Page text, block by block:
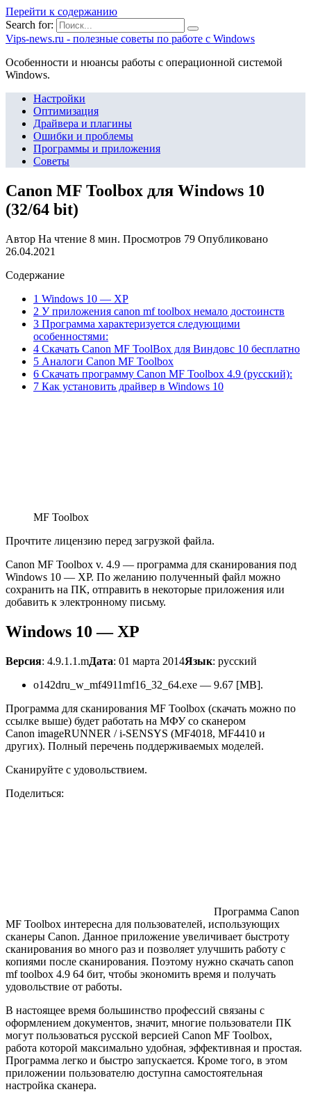
Перейти к содержанию
Search for:
Vips-news.ru - полезные советы по работе с Windows
Особенности и нюансы работы с операционной системой
Windows.
Настройки
Оптимизация
Драйвера и плагины
Ошибки и проблемы
Программы и приложения
Советы
Canon MF Toolbox для Windows 10
(32/64 bit)
Автор На чтение 8 мин. Просмотров 79 Опубликовано
26.04.2021
Содержание
1 Windows 10 — XP
2 У приложения canon mf toolbox немало достоинств
3 Программа характеризуется следующими
особенностями:
4 Скачать Canon MF ToolBox для Виндовс 10 бесплатно
5 Аналоги Canon MF Toolbox
6 Скачать программу Canon MF Toolbox 4.9 (русский):
7 Как установить драйвер в Windows 10
MF Toolbox
Прочтите лицензию перед загрузкой файла.
Canon MF Toolbox v. 4.9 — программа для сканирования под
Windows 10 — XP. По желанию полученный файл можно
сохранить на ПК, отправить в некоторые приложения или
добавить к электронному письму.
Windows 10 — XP
Версия: 4.9.1.1.mДата: 01 марта 2014Язык: русский
o142dru_w_mf4911mf16_32_64.exe — 9.67 [MB].
Программа для сканирования MF Toolbox (скачать можно по
ссылке выше) будет работать на МФУ со сканером
Canon imageRUNNER / i-SENSYS (MF4018, MF4410 и
других). Полный перечень поддерживаемых моделей.
Сканируйте с удовольствием.
Поделиться:
Программа Canon
MF Toolbox интересна для пользователей, использующих
сканеры Canon. Данное приложение увеличивает быстроту
сканирования во много раз и позволяет улучшить работу с
копиями после сканирования. Поэтому нужно скачать canon
mf toolbox 4.9 64 бит, чтобы экономить время и получать
удовольствие от работы.
В настоящее время большинство профессий связаны с
оформлением документов, значит, многие пользователи ПК
могут пользоваться русской версией Canon MF Toolbox,
работа которой максимально удобная, эффективная и простая.
Программа легко и быстро запускается. Кроме того, в этом
приложении пользователю доступна самостоятельная
настройка сканера.